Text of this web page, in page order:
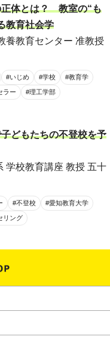
正体とは？ 教室の“も
教育社会学
養教育センター 准教授
#いじめ #学校 #教育学
ラー #理工学部
どもたちの不登校を予
学校教育講座 教授 五十
#不登校 #愛知教育大学
リング